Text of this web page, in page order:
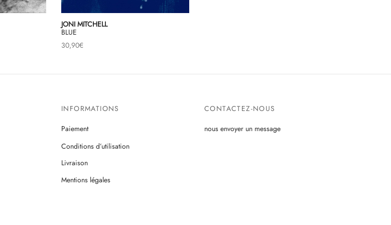
JONI MITCHELL
BLUE
30,90€
INFORMATIONS
Paiement
Conditions d’utilisation
Livraison
Mentions légales
CONTACTEZ-NOUS
nous envoyer un message